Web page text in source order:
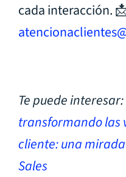
cada interacción.
Te puede interesar:
transformando las
cliente: una
Sales